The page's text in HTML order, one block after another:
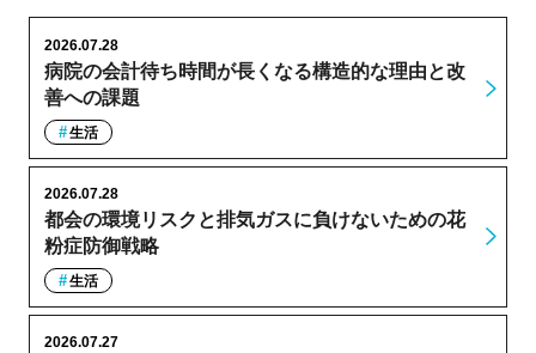
病院の会計待ち時間が長くなる構造的な理由と改
善への課題
2026.07.28
生活
都会の環境リスクと排気ガスに負けないための花
粉症防御戦略
2026.07.28
生活
2026.07.27